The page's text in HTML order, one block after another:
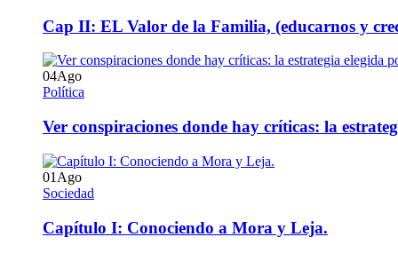
Cap II: EL Valor de la Familia, (educarnos y
04Ago
Política
Ver conspiraciones donde hay críticas: la
01 Ago
Sociedad
Capítulo I: Conociendo a Mora y Leja.